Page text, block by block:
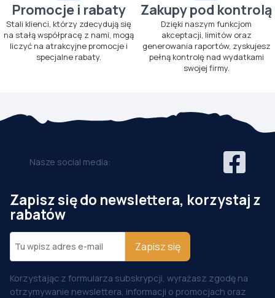
Promocje i rabaty
Stali klienci, którzy zdecydują się
na stałą współpracę z nami, mogą
liczyć na atrakcyjne promocje i
specjalne rabaty.
Zakupy pod kontrolą
Dzięki naszym funkcjom
akceptacji, limitów oraz
generowania raportów, zyskujesz
pełną kontrolę nad wydatkami
swojej firmy.
Nasze social media:
Zapisz się do newslettera, korzystaj z
rabatów
Zapisz się
Korzystając z formularza subskrypcji, wyrażasz zgodę na
otrzymywanie newslettera, informacji o promocjach oraz